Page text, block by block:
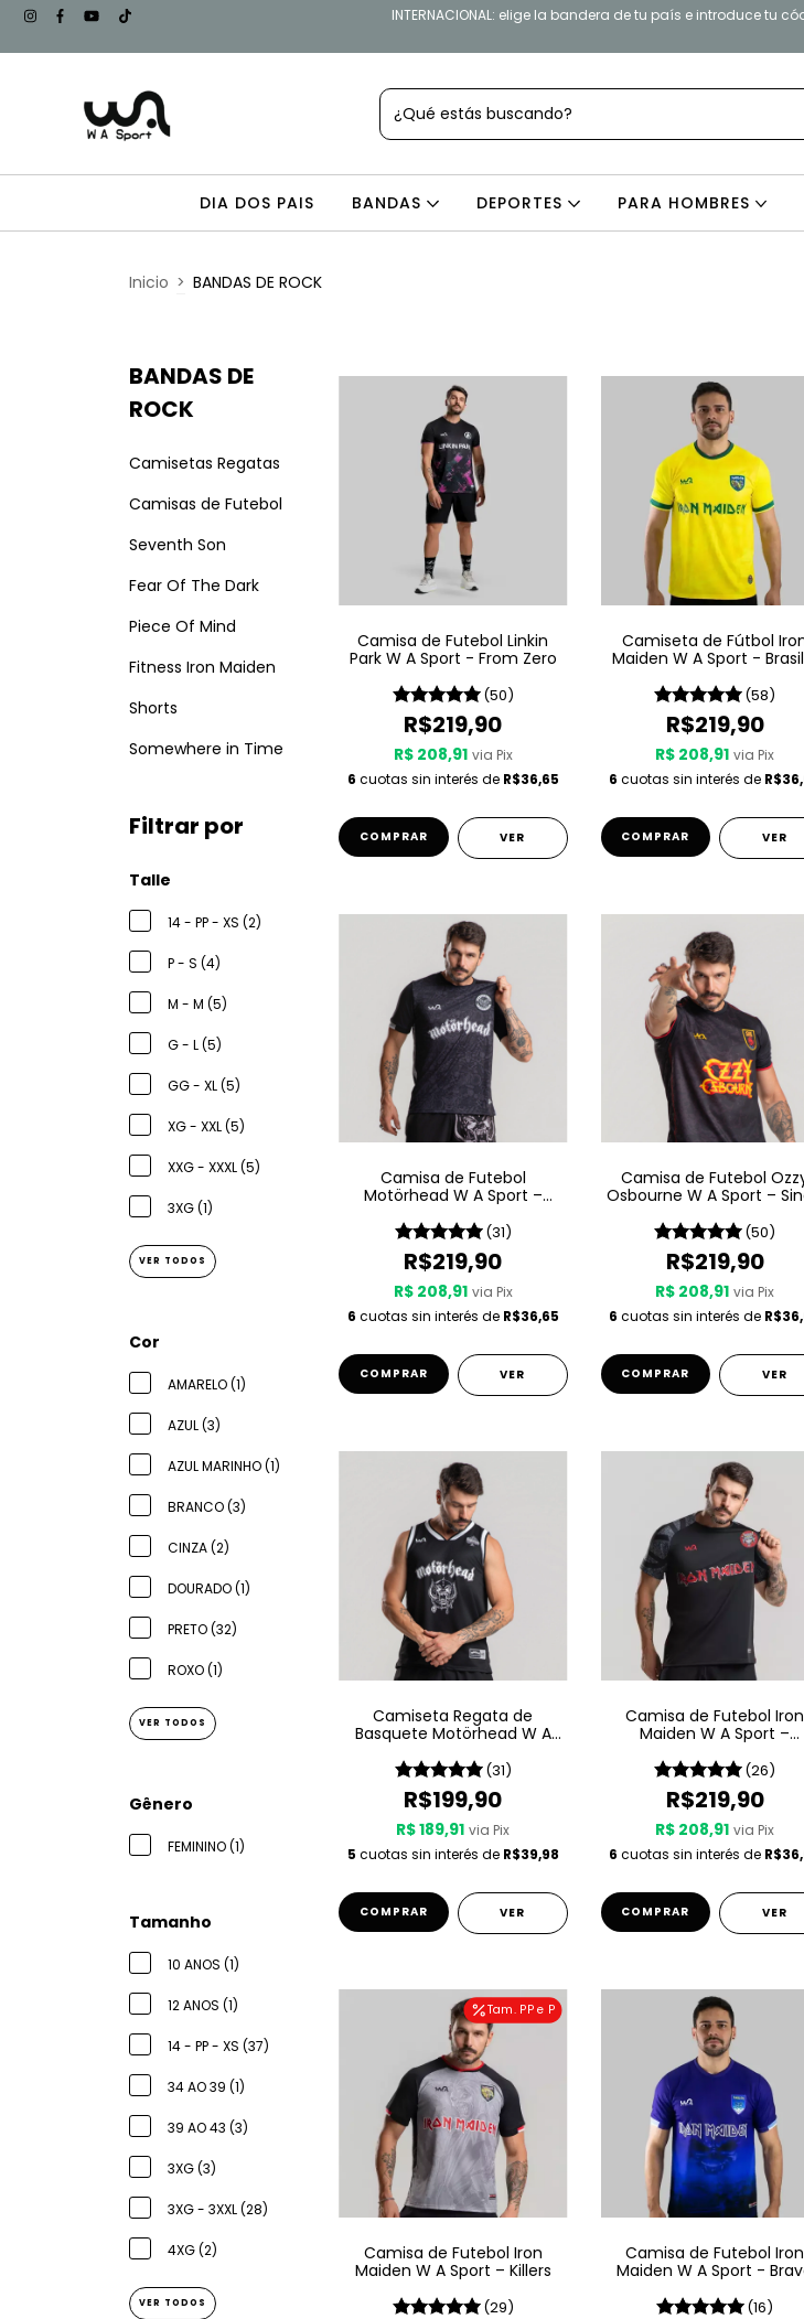
INTERNACIONAL: elige la bandera de tu país e introduce tu
DIA DOS PAIS BANDAS DEPORTES PARA HOMBRES
Inicio > BANDAS DE ROCK
BANDAS DE
ROCK
Camisetas Regatas
Camisas de Futebol
Seventh Son
Fear Of The Dark
Piece Of Mind
Fitness Iron Maiden
Shorts
Somewhere in Time
Filtrar por
Talle
14 - PP - XS (2)
P - S (4)
M - M (5)
G - L (5)
GG - XL (5)
XG - XXL (5)
XXG - XXXL (5)
3XG (1)
VER TODOS
Cor
AMARELO (1)
AZUL (3)
AZUL MARINHO (1)
BRANCO (3)
CINZA (2)
DOURADO (1)
PRETO (32)
ROXO (1)
VER TODOS
Gênero
FEMININO (1)
Tamanho
10 ANOS (1)
12 ANOS (1)
14 - PP - XS (37)
34 AO 39 (1)
39 AO 43 (3)
3XG (3)
3XG - 3XXL (28)
4XG (2)
VER TODOS
Camisa de Futebol Linkin
Park W A Sport - From Zero
(50)
R$219,90
R$ 208,91 via Pix
6 cuotas sin interés de R$36,65
COMPRAR VER
Camiseta de Fútbol
Maiden W A Sport -
(58)
R$219,90
R$ 208,91 via Pix
6 cuotas sin interés de
COMPRAR VER
Camisa de Futebol
Motörhead W A Sport –
(31)
R$219,90
R$ 208,91 via Pix
6 cuotas sin interés de R$36,65
COMPRAR VER
Camisa de Futebol
Osbourne W A Sport –
(50)
R$219,90
R$ 208,91 via Pix
6 cuotas sin interés de
COMPRAR VER
Camiseta Regata de
Basquete Motörhead W A
(31)
R$199,90
R$ 189,91 via Pix
5 cuotas sin interés de R$39,98
COMPRAR VER
Camisa de Futebol Iron
Maiden W A Sport –
(26)
R$219,90
R$ 208,91 via Pix
6 cuotas sin interés de
COMPRAR VER
Tam. PP e P
Camisa de Futebol Iron
Maiden W A Sport – Killers
(29)
Camisa de Futebol Iron
Maiden W A Sport -
(16)